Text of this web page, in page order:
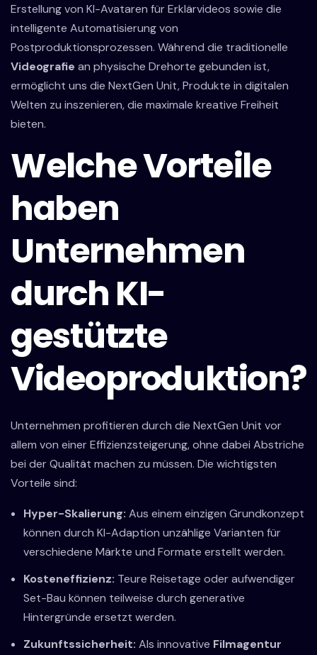
Erstellung von KI-Avataren für Erklärvideos sowie die
intelligente Automatisierung von
Postproduktionsprozessen. Während die traditionelle
Videografie an physische Drehorte gebunden ist,
ermöglicht uns die NextGen Unit, Produkte in digitalen
Welten zu inszenieren, die maximale kreative Freiheit
bieten.
Welche Vorteile
haben
Unternehmen
durch KI-
gestützte
Videoproduktion?
Unternehmen profitieren durch die NextGen Unit vor
allem von einer Effizienzsteigerung, ohne dabei Abstriche
bei der Qualität machen zu müssen. Die wichtigsten
Vorteile sind:
Hyper-Skalierung: Aus einem einzigen Grundkonzept
können durch KI-Adaption unzählige Varianten für
verschiedene Märkte und Formate erstellt werden.
Kosteneffizienz: Teure Reisetage oder aufwendiger
Set-Bau können teilweise durch generative
Hintergründe ersetzt werden.
Zukunftssicherheit: Als innovative Filmagentur